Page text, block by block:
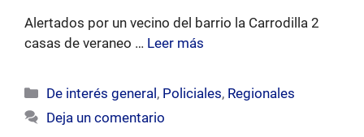
Alertados por un vecino del barrio la Carrodilla 2
casas de veraneo … Leer más
Categorías
De interés general, Policiales, Regionales
Deja un comentario